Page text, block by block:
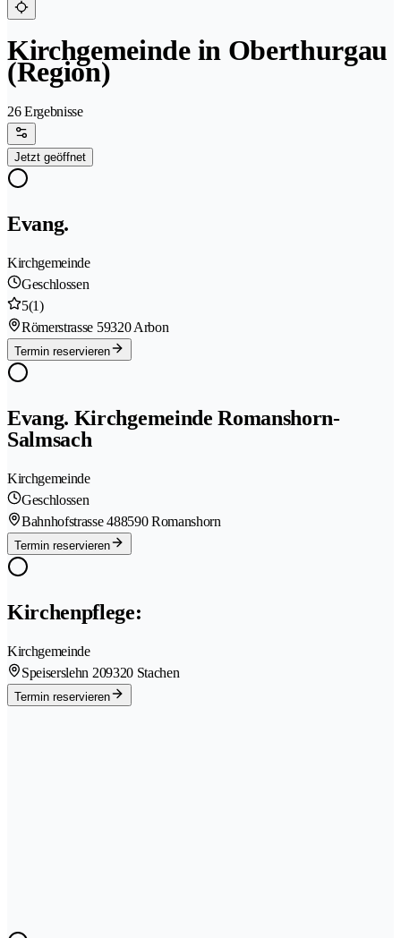
Kirchgemeinde in Oberthurgau
(Region)
26 Ergebnisse
Jetzt geöffnet
Evang.
Kirchgemeinde
Geschlossen
5(1)
Römerstrasse 59320 Arbon
Termin reservieren
Evang. Kirchgemeinde Romanshorn-
Salmsach
Kirchgemeinde
Geschlossen
Bahnhofstrasse 488590 Romanshorn
Termin reservieren
Kirchenpflege:
Kirchgemeinde
Speiserslehn 209320 Stachen
Termin reservieren